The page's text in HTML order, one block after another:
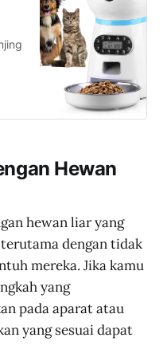
Hewan
hewan liar yang
dengan tidak
mereka. Jika kamu
yang
pada aparat atau
yang sesuai dapat